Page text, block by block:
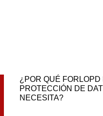
¿POR QUÉ
PROTECCIÓN DE
NECESITA?